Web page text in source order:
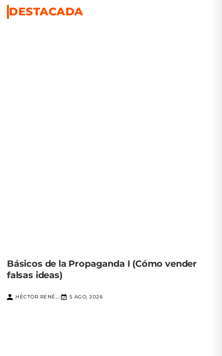
DESTACADA
Básicos de la Propaganda I (Cómo vender
falsas ideas)
HÉCTOR RENÉ...| 5 AGO, 2026